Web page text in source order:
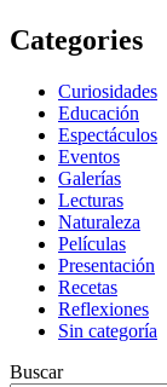
Categories
Curiosidades
Educación
Espectáculos
Eventos
Galerías
Lecturas
Naturaleza
Películas
Presentación
Recetas
Reflexiones
Sin categoría
Buscar